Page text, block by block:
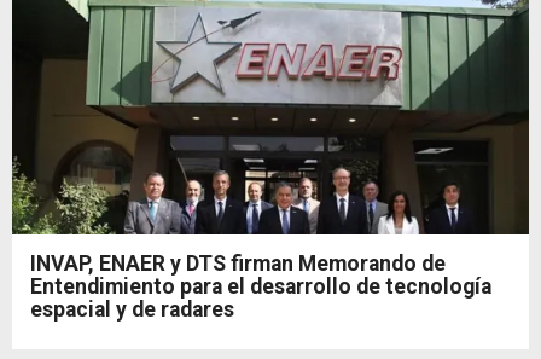
INVAP, ENAER y DTS firman Memorando de
Entendimiento para el desarrollo de tecnología
espacial y de radares